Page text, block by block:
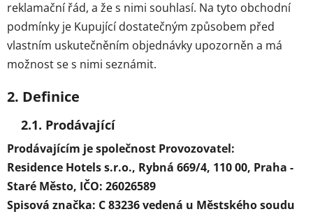
reklamační řád, a že s nimi souhlasí. Na tyto obchodní
podmínky je Kupující dostatečným způsobem před
vlastním uskutečněním objednávky upozorněn a má
možnost se s nimi seznámit.
2. Definice
2.1. Prodávající
Prodávajícím je společnost Provozovatel:
Residence Hotels s.r.o., Rybná 669/4, 110 00, Praha -
Staré Město, IČO: 26026589
Spisová značka: C 83236 vedená u Městského soudu